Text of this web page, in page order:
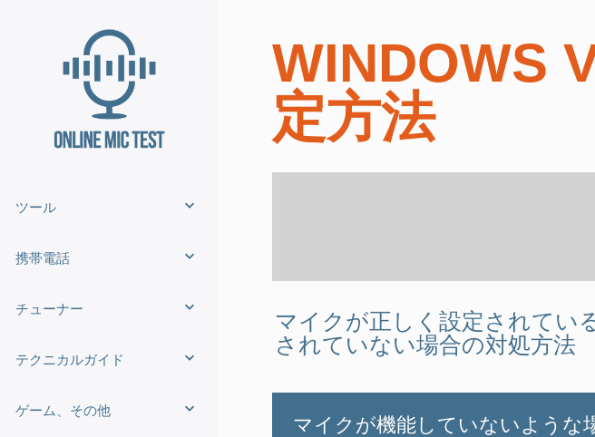
ツール
携帯電話
チューナー
テクニカルガイド
ゲーム、その他
WINDOWS
定方法
マイクが正しく設定されてい
されていない場合の対処方法
マイクが機能していないような